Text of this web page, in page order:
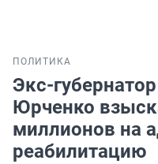
ПОЛИТИКА
Экс-
Юрченко
миллионов на
реабилитацию